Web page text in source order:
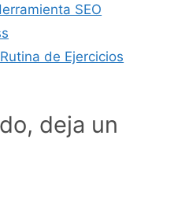
SEO
de Ejercicios
deja un